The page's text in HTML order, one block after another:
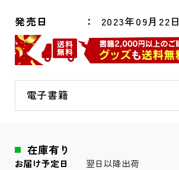
発売日 2023年09月22日
電子書籍
在庫有り
お届け予定日 翌日以降出荷